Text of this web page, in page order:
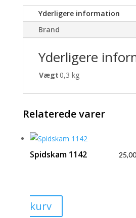
Yderligere information
Brand
Yderligere
Vægt 0,3 kg
Relaterede varer
Spidskam 1142 25,00
kurv